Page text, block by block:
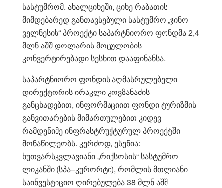
სასტუმრომ. ახალციხეში, ციხე რაბათის
მიმდებარედ განთავსებული სასტუმრო „ჯინო
ველნესის“ პროექტი საპარტნიორო ფონდმა 2,4
მლნ აშშ დოლარის მოცულობის
კონვერტირებადი სესხით დააფინანსა.
საპარტნიორო ფონდის აღმასრულებელი
დირექტორის ირაკლი კოვზანაძის
განცხადებით, ინფორმაციით ფონდი ტურიზმის
განვითარების მიმართულებით კიდევ
რამდენიმე ინფრასტრუქტურულ პროექტში
მონაწილეობს. კერძოდ, ესენია:
ხუთვარსკვლავიანი „რიქსოსის“ სასტუმრო
ლიკანში (სპა–კურორტი), რომლის მთლიანი
საინვესტიციო ღირებულება 38 მლნ აშშ